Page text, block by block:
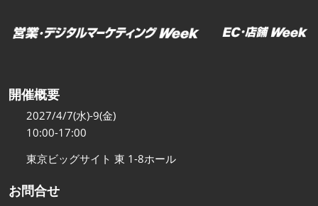
開催概要
2027/4/7(水)-9(金)
10:00-17:00
東京ビッグサイト 東 1-8ホール
お問合せ